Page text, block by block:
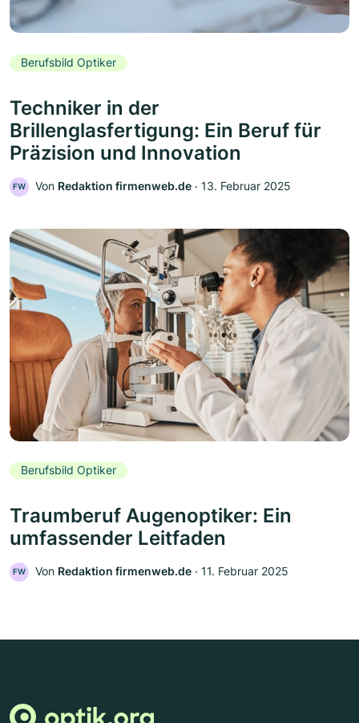
Berufsbild Optiker
Techniker in der
Brillenglasfertigung: Ein Beruf für
Präzision und Innovation
FW Von Redaktion firmenweb.de ‧ 13. Februar 2025
Berufsbild Optiker
Traumberuf Augenoptiker: Ein
umfassender Leitfaden
FW Von Redaktion firmenweb.de ‧ 11. Februar 2025